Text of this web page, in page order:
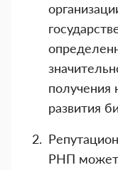
получения
развития
РНП может